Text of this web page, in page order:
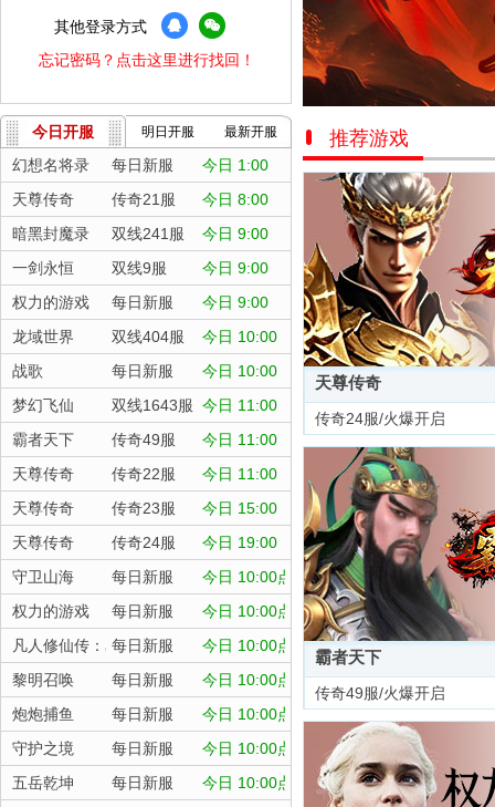
其他登录方式
忘记密码？点击这里进行找回！
今日开服 明日开服 最新开服
幻想名将录 每日新服
今日 1:00
天尊传奇
传奇21服
今日 8:00
暗黑封魔录
双线241服
今日 9:00
一剑永恒
双线9服
今日 9:00
权力的游戏
每日新服
今日 9:00
龙域世界
双线404服
今日 10:00
战歌
每日新服
今日 10:00
梦幻飞仙
双线1643服 今日 11:00
霸者天下
传奇49服
今日 11:00
天尊传奇
传奇22服
今日 11:00
天尊传奇
传奇23服
今日 15:00
天尊传奇
传奇24服
今日 19:00
守卫山海
每日新服
今日 10:00点
权力的游戏
每日新服
今日 10:00点
凡人修仙传：星海飞驰
每日新服
今日 10:00点
黎明召唤
每日新服
今日 10:00点
炮炮捕鱼
每日新服
今日 10:00点
守护之境
每日新服
今日 10:00点
五岳乾坤
每日新服
今日 10:00点
推荐游戏
天尊传奇
传奇24服/火爆开启
霸者天下
传奇49服/火爆开启